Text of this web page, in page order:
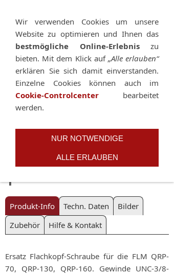
Website, die für mobile Geräte optimiert wurde.
Zur Desktop-Version
Hinweis nicht mehr anzeigen
Navigation einblenden
Schraube für QRP
| 3/8-Zoll
Produkt-Info Techn. Daten
Bilder
Zubehör
Hilfe & Kontakt
Ersatz Flachkopf-Schraube für die FLM QRP-
70, QRP-130, QRP-160. Gewinde UNC-3/8-
Wir verwenden Cookies um unsere
Website zu optimieren und Ihnen das
bestmögliche Online-Erlebniszu
bieten. Mit dem Klick auf „Alle erlauben“
erklären Sie sich damit einverstanden.
Einzelne Cookies können auch im
Cookie-Controlcenter bearbeitet
werden.
NUR NOTWENDIGE
ALLE ERLAUBEN